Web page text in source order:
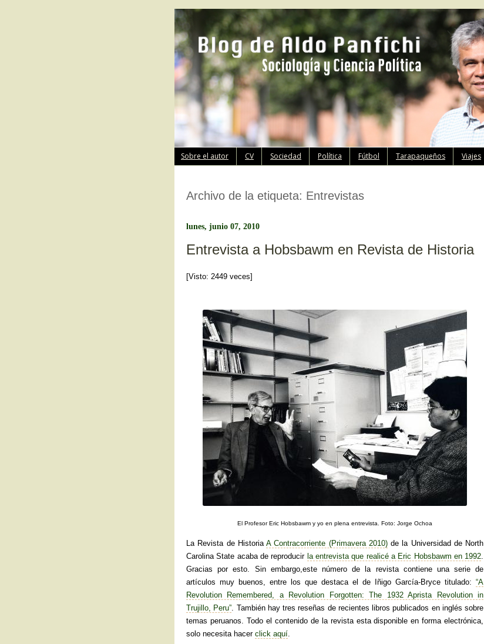
Ir
al
contenido
Sobre el autor CV Sociedad Política Fútbol Tarapaqueños Viajes
Archivo de la etiqueta: Entrevistas
lunes, junio 07, 2010
Entrevista a Hobsbawm en Revista de Historia
[Visto: 2449 veces]
El Profesor Eric Hobsbawm y yo en plena entrevista. Foto: Jorge Ochoa
La Revista de HistoriaA Contracorriente (Primavera 2010)de la Universidad de North
Carolina State acaba de reproducir la entrevista que realicé a Eric Hobsbawm en 1992
Gracias por esto. Sin embargo,este número de la revista contiene una serie de
artículos muy buenos, entre los que destaca el de Iñigo García-Bryce titulado:“A
Revolution Remembered, a Revolution Forgotten: The 1932 Aprista Revolution in
Trujillo, Peru” . También hay tres reseñas de recientes libros publicados en inglés sobre
temas peruanos. Todo el contenido de la revista esta disponible en forma electrónica,
solo necesita hacer click aquí